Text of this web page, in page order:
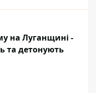
на Луганщині -
та детонують